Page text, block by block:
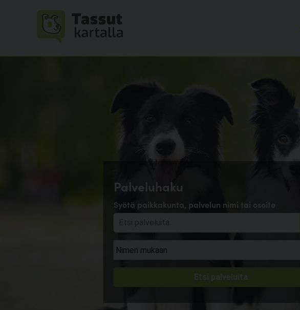
Palveluhaku
Syötä paikkakunta, palvelun nimi tai osoite